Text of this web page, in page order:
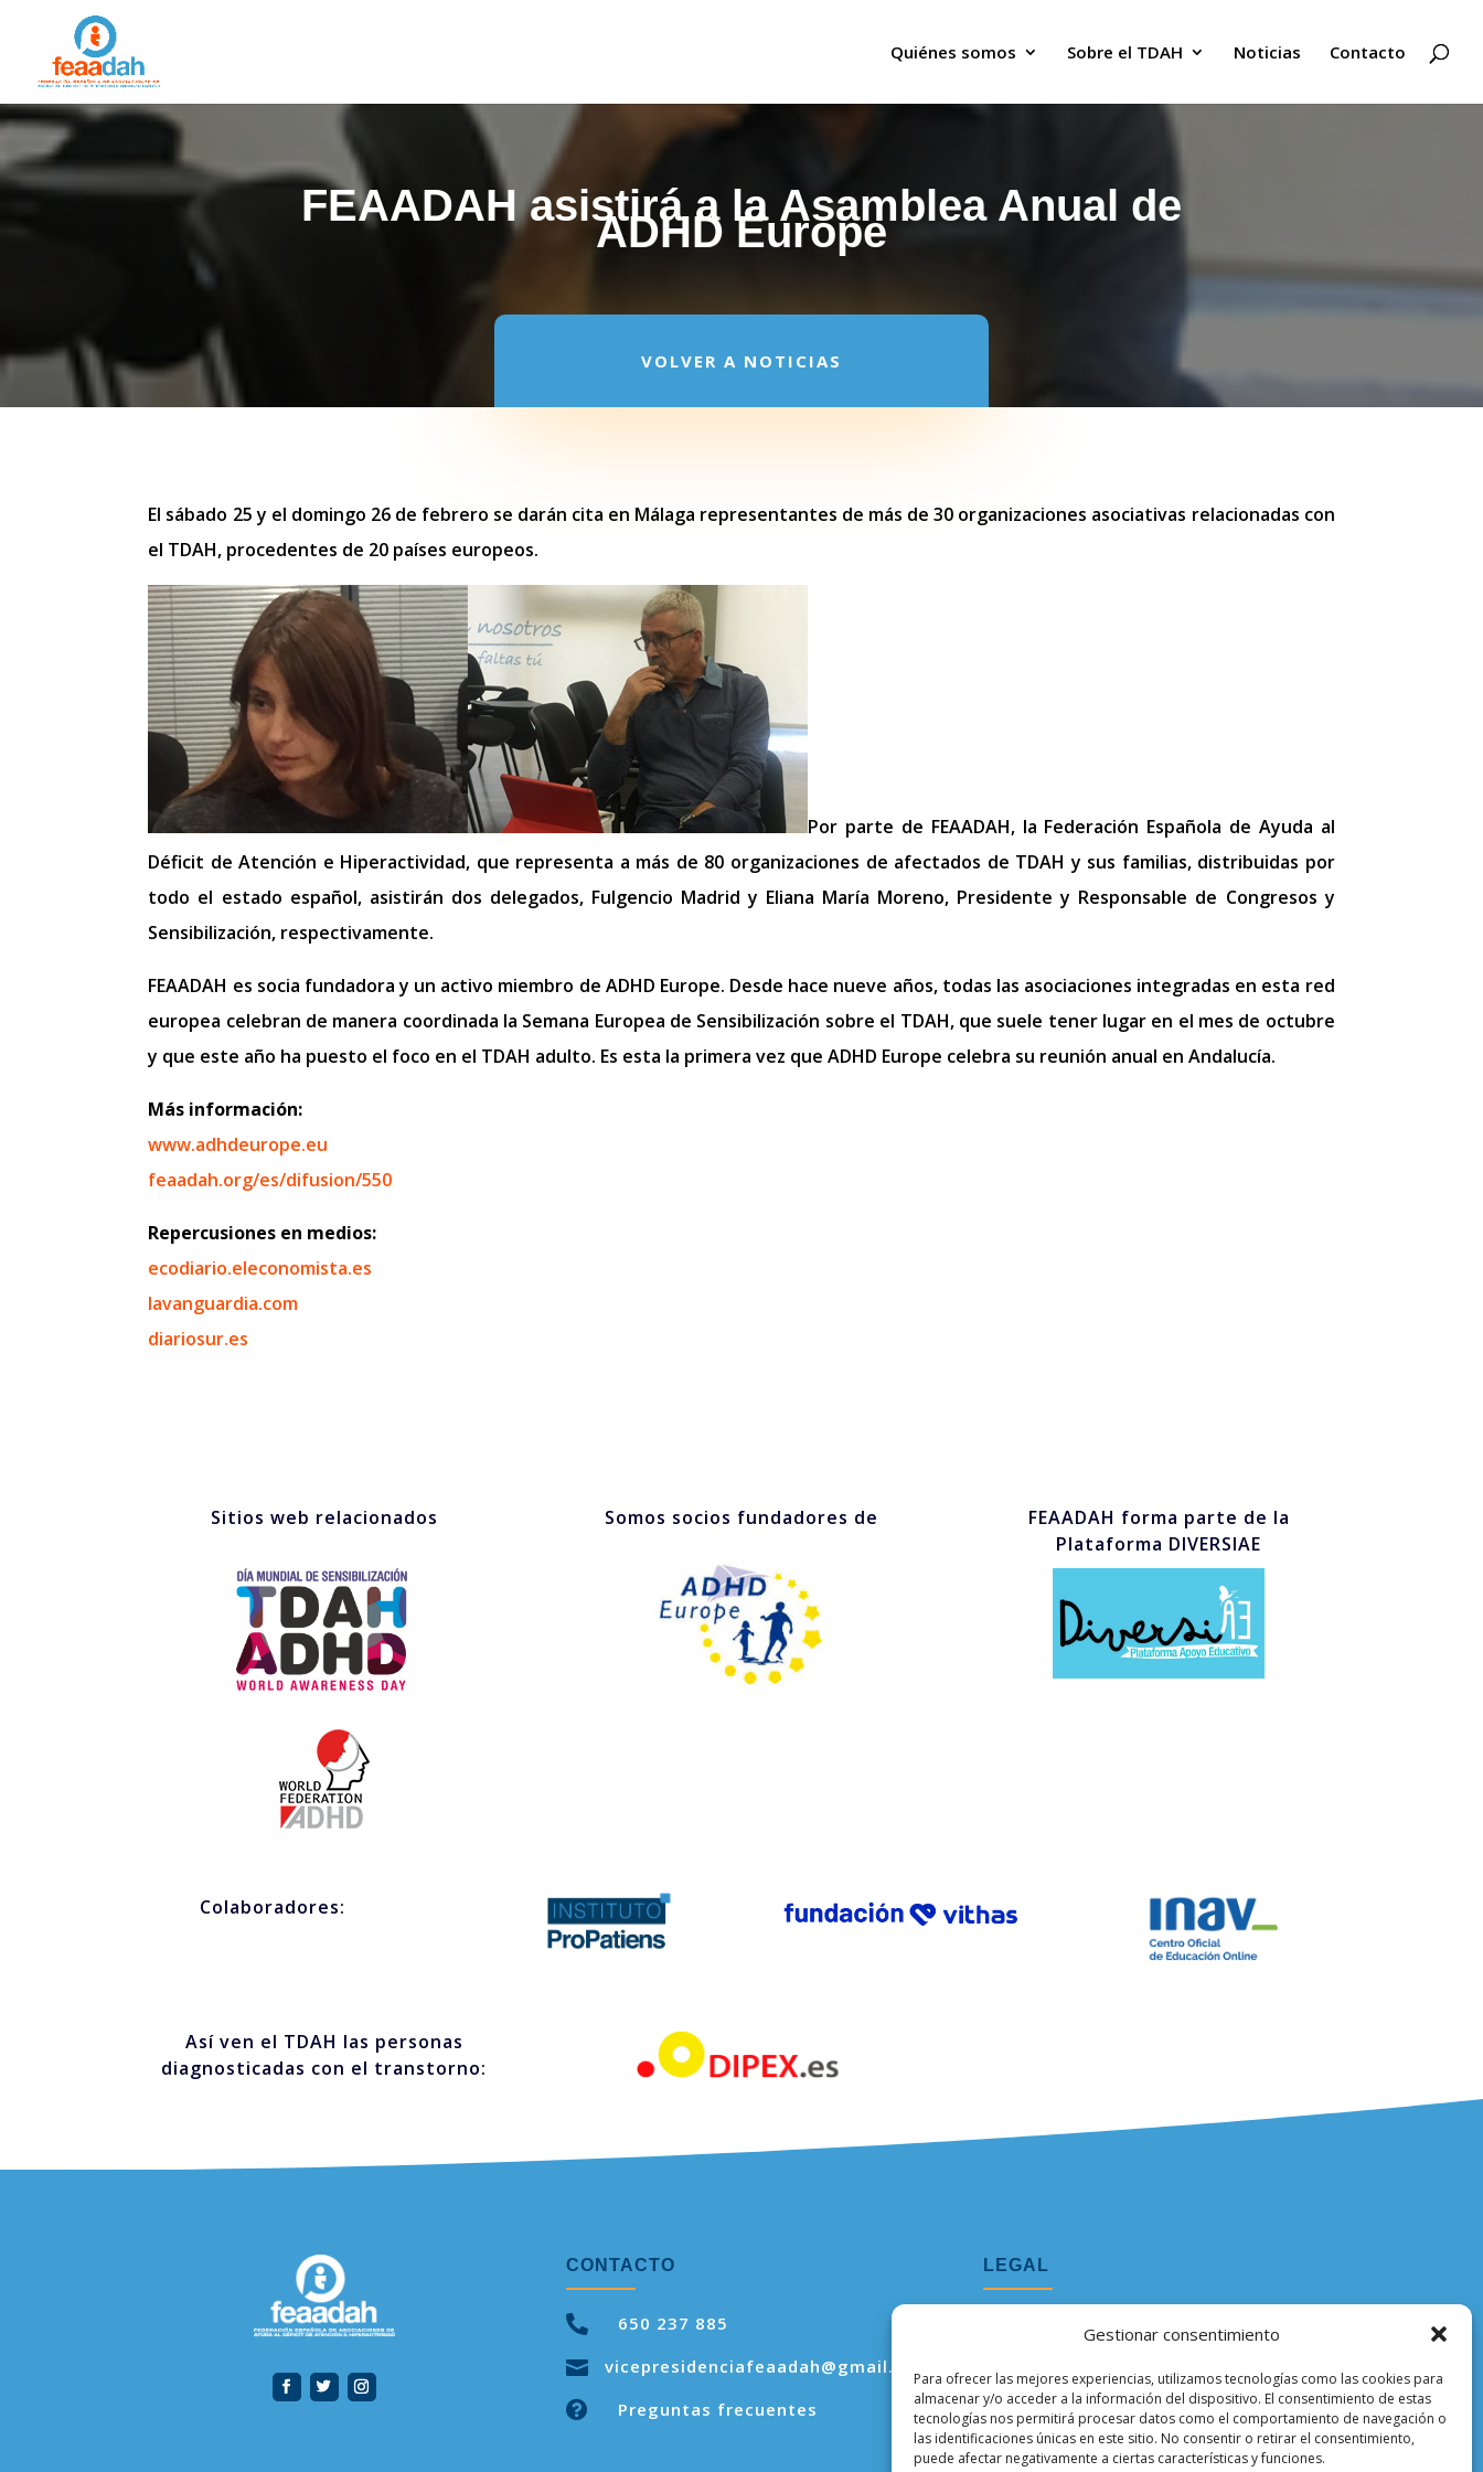
Gestionar consentimiento
Para ofrecer las mejores experiencias, utilizamos tecnologías como las cookies para
almacenar y/o acceder a la información del dispositivo. El consentimiento de estas
tecnologías nos permitirá procesar datos como el comportamiento de navegación o
las identificaciones únicas en este sitio. No consentir o retirar el consentimiento,
puede afectar negativamente a ciertas características y funciones.
Quiénes somos Sobre el TDAH Noticias Contacto
FEAADAH asistirá a la Asamblea Anual de
ADHD Europe
VOLVER A NOTICIAS
El sábado 25 y el domingo 26 de febrero se darán cita en Málaga representantes de más de 30 organizaciones asociativas relacionadas con
el TDAH, procedentes de 20 países europeos.
Por parte de FEAADAH, la Federación Española de Ayuda al
Déficit de Atención e Hiperactividad, que representa a más de 80 organizaciones de afectados de TDAH y sus familias, distribuidas por
todo el estado español, asistirán dos delegados, Fulgencio Madrid y Eliana María Moreno, Presidente y Responsable de Congresos y
Sensibilización, respectivamente.
FEAADAH es socia fundadora y un activo miembro de ADHD Europe. Desde hace nueve años, todas las asociaciones integradas en esta red
europea celebran de manera coordinada la Semana Europea de Sensibilización sobre el TDAH, que suele tener lugar en el mes de octubre
y que este año ha puesto el foco en el TDAH adulto. Es esta la primera vez que ADHD Europe celebra su reunión anual en Andalucía.
Más información:
www.adhdeurope.eu
feaadah.org/es/difusion/550
Repercusiones en medios:
ecodiario.eleconomista.es
lavanguardia.com
diariosur.es
Sitios web relacionados Somos socios fundadores de
FEAADAH forma parte de la
Plataforma DIVERSIAE
Colaboradores:
Así ven el TDAH las personas
diagnosticadas con el transtorno:
CONTACTO

650 237 885

vicepresidenciafeaadah@gmail.com
 Preguntas frecuentes
LEGAL
Política de cookies